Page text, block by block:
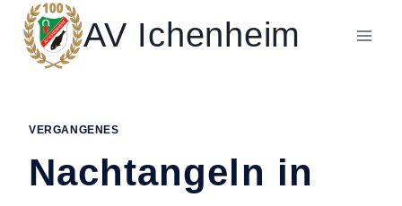
Zum
Inhalt
springen
AV Ichenheim
VERGANGENES
Nachtangeln in